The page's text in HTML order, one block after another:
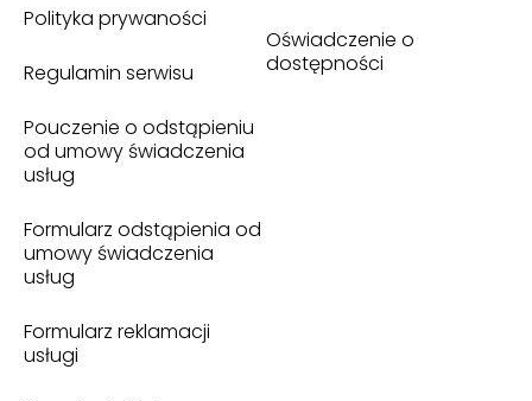
Polityka prywaności
Regulamin serwisu
Pouczenie o odstąpieniu
od umowy świadczenia
usług
Formularz odstąpienia od
umowy świadczenia
usług
Formularz reklamacji
usługi
Oświadczenie o
dostępności